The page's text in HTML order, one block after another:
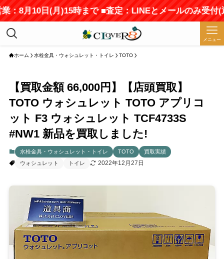
：8月10日(月)15時まで ■査定：LINEとメールのみ受付(
メニュー
ホーム 水栓金具・ウォシュレット・トイレ TOTO
【買取金額 66,000円】【店頭買取】
TOTO ウォシュレット TOTO アプリコ
ット F3 ウォシュレット TCF4733S
#NW1 新品を買取しました!
水栓金具・ウォシュレット・トイレ TOTO
買取実績
ウォシュレット
トイレ 2022年12月27日